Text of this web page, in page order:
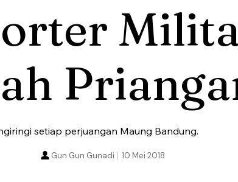
setiap perjuangan Maung Bandung.
10 Mei 2018
Gun Gun Gunadi